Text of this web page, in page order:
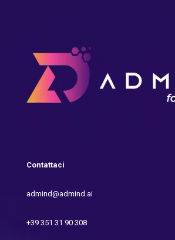
Contattaci
admind@admind.ai
+39 351 31 90 308